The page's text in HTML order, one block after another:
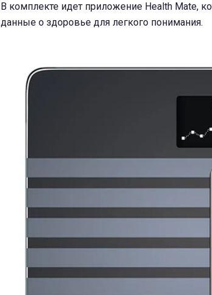
В комплекте идет приложение Health Mate,
данные о здоровье для легкого понимания.